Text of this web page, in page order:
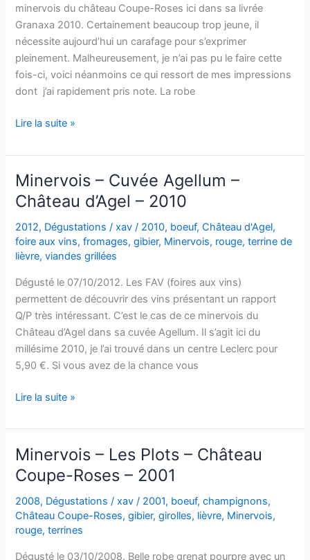
Gravillas
minervois du château Coupe-Roses ici dans sa livrée
Granaxa 2010. Certainement beaucoup trop jeune, il
nécessite aujourd’hui un carafage pour s’exprimer
pleinement. Malheureusement, je n’ai pas pu le faire cette
fois-ci, voici néanmoins ce qui ressort de mes impressions
dont j’ai rapidement pris note. La robe
Minervois
Granaxa
–
Château
Coupe-
Roses
-2010
Lire la suite »
Minervois – Cuvée Agellum –
Château d’Agel – 2010
2012, Dégustations /xav/ 2010, boeuf,Château d'Agel,
foire aux vins,fromages,gibier, Minervois, rouge,terrine de
lièvre,viandes grillées
Dégusté le 07/10/2012. Les FAV (foires aux vins)
permettent de découvrir des vins présentant un rapport
Q/P très intéressant. C’est le cas de ce minervois du
Château d’Agel dans sa cuvée Agellum. Il s’agit ici du
millésime 2010, je l’ai trouvé dans un centre Leclerc pour
5,90 €. Si vous avez de la chance vous
Minervois
Cuvée
Agellum
–
Château
d’Agel
–
2010
Lire la suite »
Minervois – Les Plots – Château
Coupe-Roses – 2001
2008, Dégustations /xav/ 2001, boeuf,champignons,
Château Coupe-Roses,gibier,girolles, lièvre, Minervois,
rouge,terrines
Dégusté le 03/10/2008. Belle robe grenat pourpre avec un